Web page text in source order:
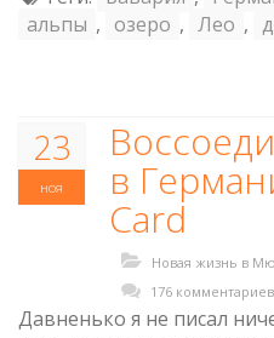
альпы , озеро , Лео ,
23
ноя в
Card
Новая жизнь в
176 комментариев
Давненько я не писал